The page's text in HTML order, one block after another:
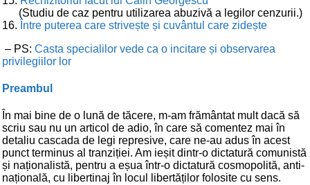
(Studiu de caz pentru utilizarea abuzivă a legilor cenzurii.)
16. Între puterea care strivește și cuvântul care zidește
– PS: Casta specialilor vede ca o incitare și observarea
privilegiilor lor
Preambul
În mai bine de o lună de tăcere, m-am frământat mult dacă să
scriu sau nu un articol de adio, în care să comentez mai în
detaliu cascada de legi represive, care ne-au adus în acest
punct terminus al tranziției. Am ieșit dintr-o dictatură comunistă
și naționalistă, pentru a eșua într-o dictatură cosmopolită, anti-
națională, cu libertinaj în locul libertăților folosite cu sens.